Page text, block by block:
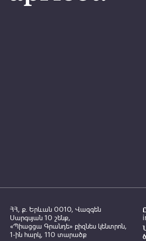
ՀՀ, ք․ Երևան 0010, Վազգեն
Սարգսյան 10 շենք,
«Պիացցա Գրանդե» բիզնես կենտրոն,
1-ին հարկ, 110 տարածք